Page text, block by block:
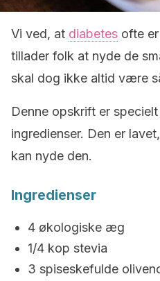
Vi ved, at diabetes ofte
tillader folk at nyde de
skal dog ikke altid være
Denne opskrift er
ingredienser. Den er
kan nyde den.
Ingredienser
4 økologiske æg
1/4 kop stevia
3 spiseskefulde